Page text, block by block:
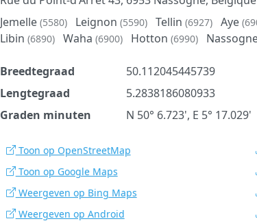
Jemelle (5580) Leignon (5590) Tellin (6927) Aye
Libin (6890) Waha (6900) Hotton (6990)
Breedtegraad
50.112045445739
Lengtegraad
5.2838186080933
Graden minuten
N 50° 6.723', E 5° 17.029'
Toon op OpenStreetMap
Toon op Google Maps
Weergeven op Bing Maps
Weergeven op Android